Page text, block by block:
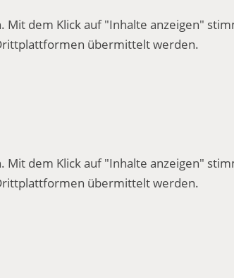
dem Klick auf "Inhalte anzeigen"
übermittelt werden.
dem Klick auf "Inhalte anzeigen"
übermittelt werden.